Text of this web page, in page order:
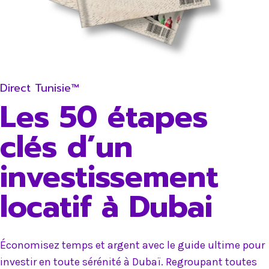
Direct Tunisie™
Les 50 étapes
clés d’un
investissement
locatif à Dubai
Économisez temps et argent avec le guide ultime pour
investir en toute sérénité à Dubaï. Regroupant toutes